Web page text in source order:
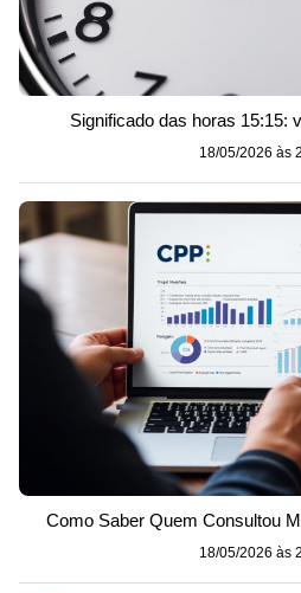
Significado das horas 15:15:
18/05/2026 às
Como Saber Quem Consultou
18/05/2026 às